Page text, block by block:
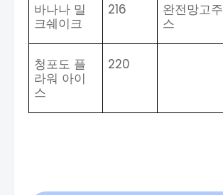
바나나 밀
크쉐이크
216
완전망고주
스
청포도 플
라워 아이
스
220